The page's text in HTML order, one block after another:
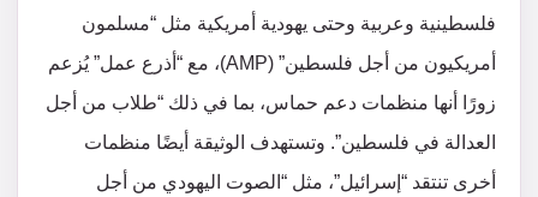
فلسطينية وعربية وحتى يهودية أمريكية مثل “مسلمون
أمريكيون من أجل فلسطين” (AMP)، مع “أذرع عمل” يُزعم
زورًا أنها منظمات دعم حماس، بما في ذلك “طلاب من أجل
العدالة في فلسطين”. وتستهدف الوثيقة أيضًا منظمات
أخرى تنتقد “إسرائيل”، مثل “الصوت اليهودي من أجل